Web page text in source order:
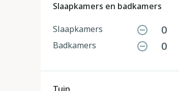
Slovenië
Zwitserland
Slaapkamers en badkamers
Slaapkamers 0
Badkamers 0